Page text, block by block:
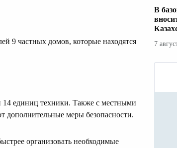
9 частных домов, которые находятся
14 единиц техники. Также с местными
дополнительные меры безопасности.
организовать необходимые
В
7